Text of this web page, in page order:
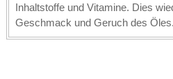
Inhaltstoffe und Vitamine. Dies
Geschmack und Geruch des Öles.